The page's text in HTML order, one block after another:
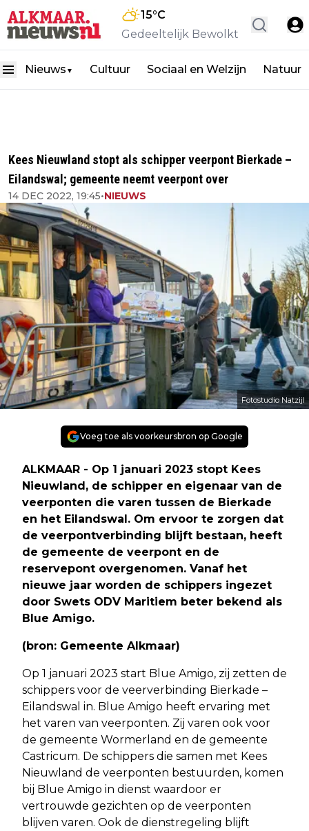
15°C
Gedeeltelijk Bewolkt
Nieuws ▼ Cultuur Sociaal en Welzijn Natuur
Kees Nieuwland stopt als schipper veerpont Bierkade –
Eilandswal; gemeente neemt veerpont over
14 DEC 2022, 19:45•NIEUWS
Fotostudio Natzijl
Voeg toe als voorkeursbron op Google
ALKMAAR - Op 1 januari 2023 stopt Kees
Nieuwland, de schipper en eigenaar van de
veerponten die varen tussen de Bierkade
en het Eilandswal. Om ervoor te zorgen dat
de veerpontverbinding blijft bestaan, heeft
de gemeente de veerpont en de
reservepont overgenomen. Vanaf het
nieuwe jaar worden de schippers ingezet
door Swets ODV Maritiem beter bekend als
Blue Amigo.
(bron: Gemeente Alkmaar)
Op 1 januari 2023 start Blue Amigo, zij zetten de
schippers voor de veerverbinding Bierkade –
Eilandswal in. Blue Amigo heeft ervaring met
het varen van veerponten. Zij varen ook voor
de gemeente Wormerland en de gemeente
Castricum. De schippers die samen met Kees
Nieuwland de veerponten bestuurden, komen
bij Blue Amigo in dienst waardoor er
vertrouwde gezichten op de veerponten
blijven varen. Ook de dienstregeling blijft